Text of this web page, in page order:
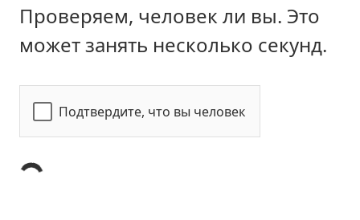
Проверяем, человек ли вы. Это
может занять несколько секунд.
Подтвердите, что вы человек